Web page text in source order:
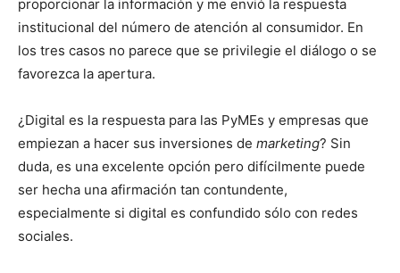
proporcionar la información y me envió la respuesta
institucional del número de atención al consumidor. En
los tres casos no parece que se privilegie el diálogo o se
favorezca la apertura.
¿Digital es la respuesta para las PyMEs y empresas que
empiezan a hacer sus inversiones de marketing? Sin
duda, es una excelente opción pero difícilmente puede
ser hecha una afirmación tan contundente,
especialmente si digital es confundido sólo con redes
sociales.